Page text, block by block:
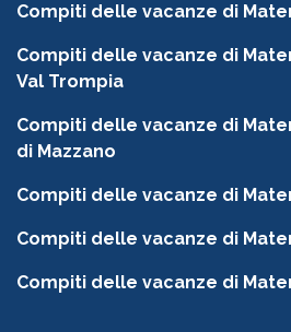
Compiti delle vacanze di
Compiti delle vacanze di
Val Trompia
Compiti delle vacanze di
di Mazzano
Compiti delle vacanze di
Compiti delle vacanze di
Compiti delle vacanze di